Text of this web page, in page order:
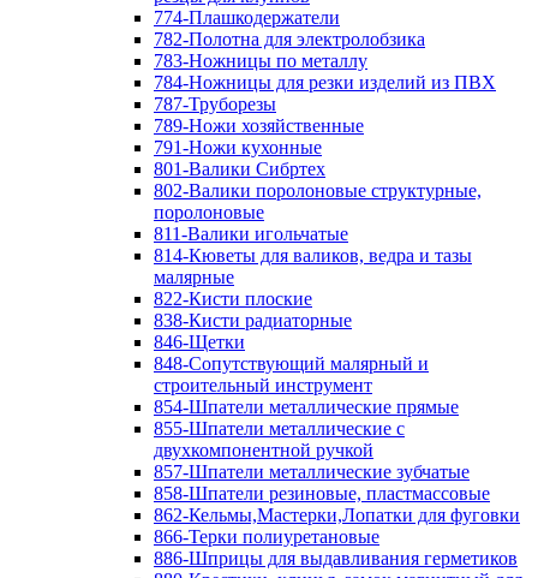
774-Плашкодержатели
782-Полотна для электролобзика
783-Ножницы по металлу
784-Ножницы для резки изделий из ПВХ
787-Труборезы
789-Ножи хозяйственные
791-Ножи кухонные
801-Валики Сибртех
802-Валики поролоновые структурные,
поролоновые
811-Валики игольчатые
814-Кюветы для валиков, ведра и тазы
малярные
822-Кисти плоские
838-Кисти радиаторные
846-Щетки
848-Сопутствующий малярный и
строительный инструмент
854-Шпатели металлические прямые
855-Шпатели металлические с
двухкомпонентной ручкой
857-Шпатели металлические зубчатые
858-Шпатели резиновые, пластмассовые
862-Кельмы,Мастерки,Лопатки для фуговки
866-Терки полиуретановые
886-Шприцы для выдавливания герметиков